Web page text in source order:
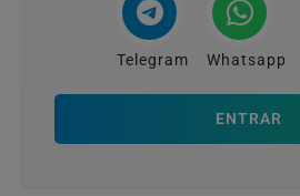
Telegram Whatsapp
ENTRAR